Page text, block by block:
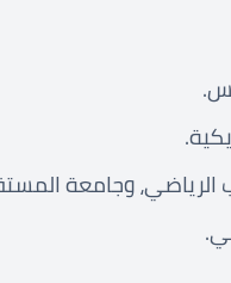
الرياضي، وجامعة